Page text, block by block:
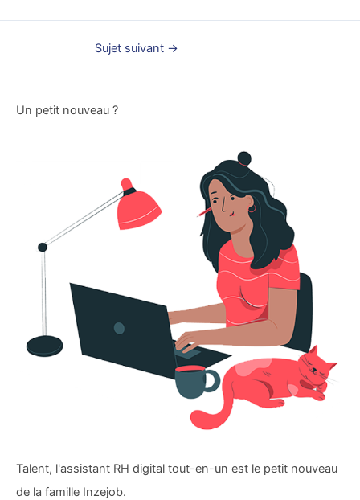
Sujet suivant →
Un petit nouveau ?
Talent, l'assistant RH digital tout-en-un est le petit nouveau
de la famille Inzejob.